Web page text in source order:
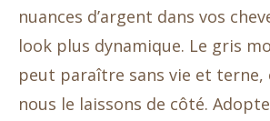
nuances d’argent dans vos
look plus dynamique. Le gris
peut paraître sans vie et terne,
nous le laissons de côté.